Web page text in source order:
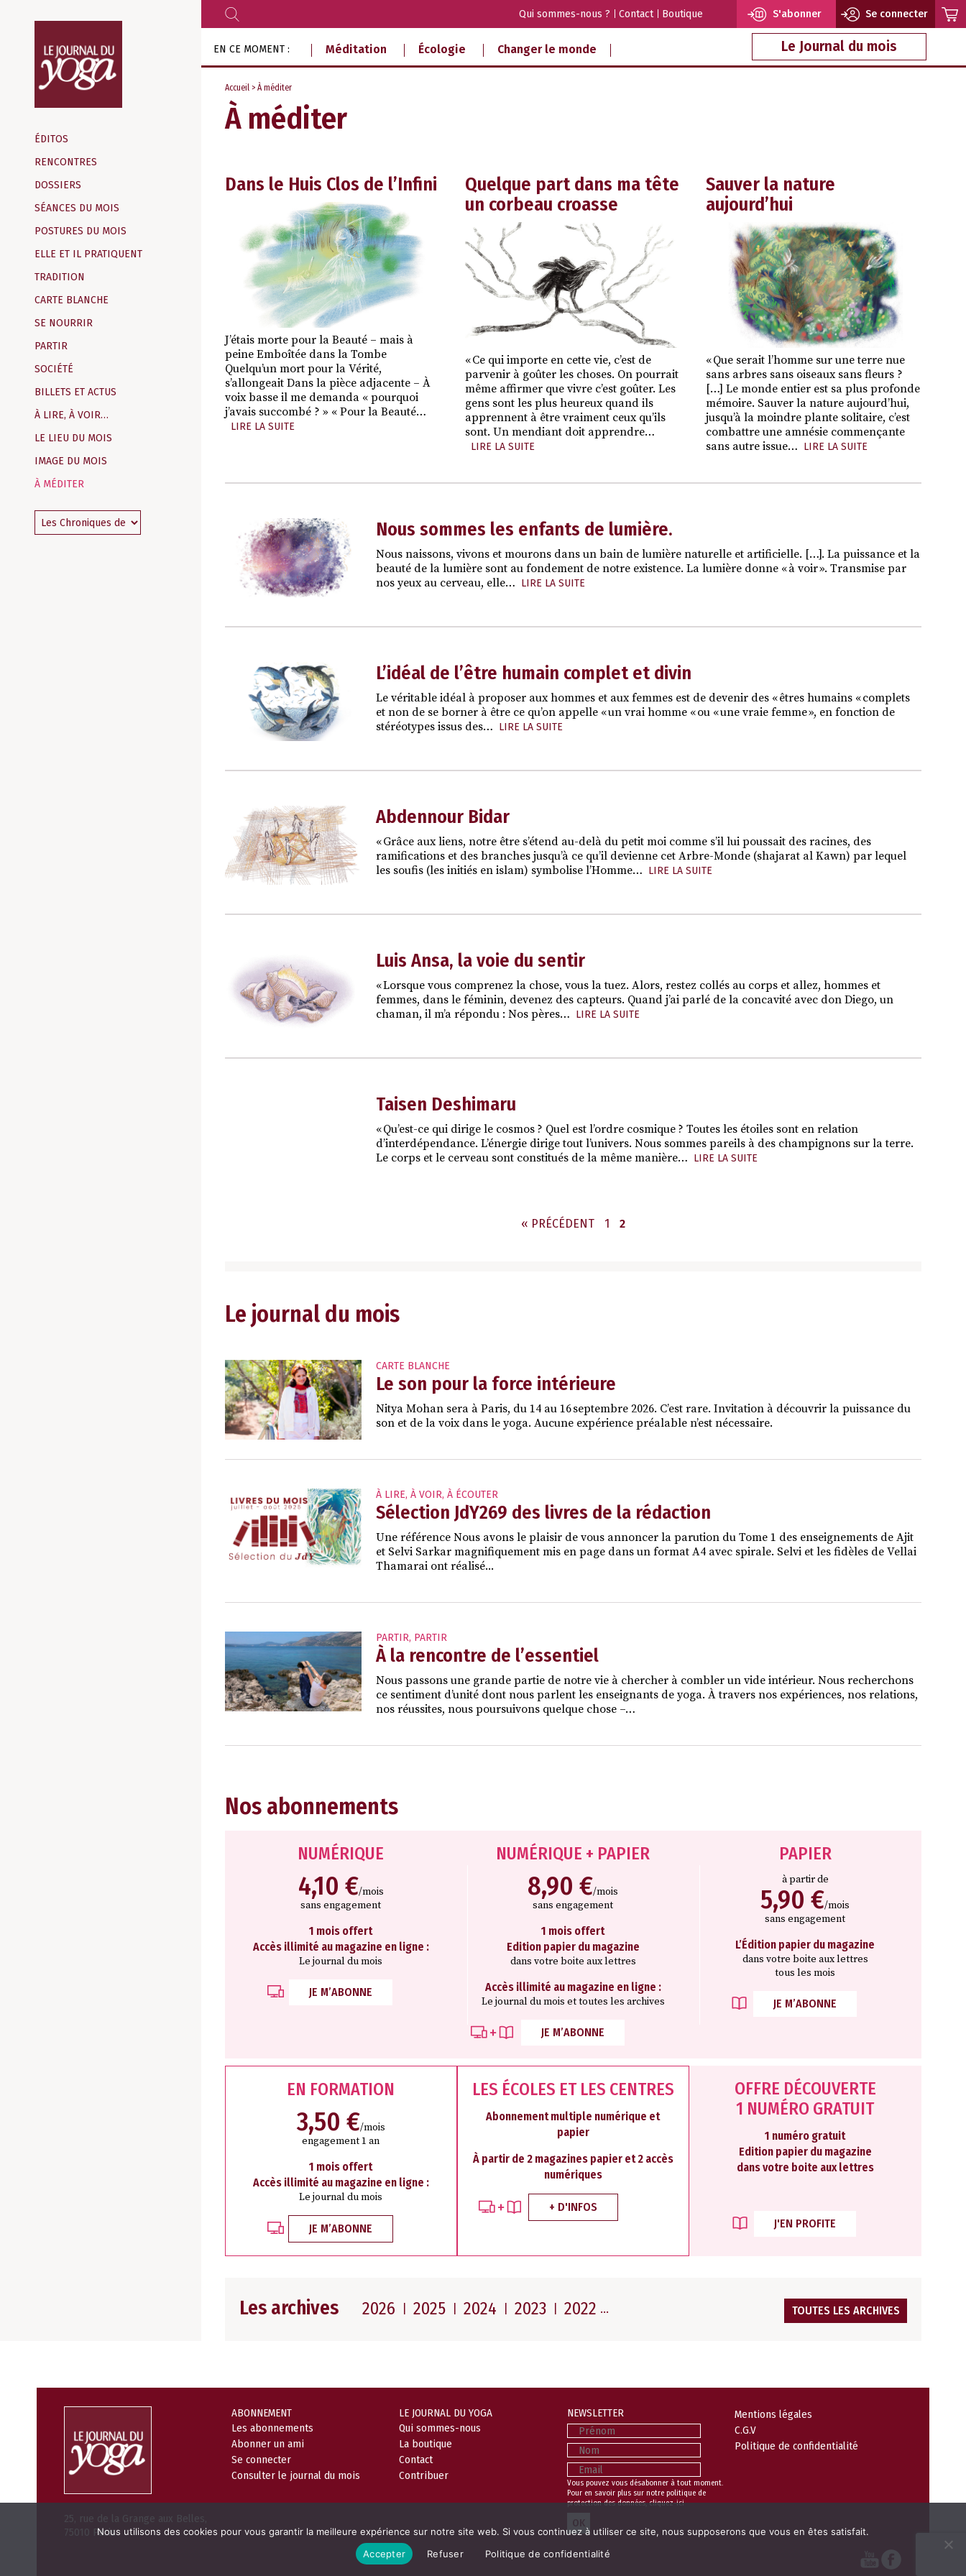
d‘information
indépendant
ÉDITOS
RENCONTRES
DOSSIERS
SÉANCES DU MOIS
POSTURES DU MOIS
ELLE ET IL PRATIQUENT
TRADITION
CARTE BLANCHE
SE NOURRIR
PARTIR
SOCIÉTÉ
BILLETS ET ACTUS
À LIRE, À VOIR…
LE LIEU DU MOIS
IMAGE DU MOIS
À MÉDITER
RECHERCHER Qui sommes-nous ? Contact Boutique S'abonner Se connecter
EN CE MOMENT : Méditation Écologie Changer le monde Le Journal du mois
Accueil > À méditer
À méditer
Dans le Huis Clos de l’Infini
J’étais morte pour la Beauté – mais à
peine Emboîtée dans la Tombe
Quelqu’un mort pour la Vérité,
s’allongeait Dans la pièce adjacente – À
voix basse il me demanda « pourquoi
j’avais succombé ? » « Pour la Beauté…
LIRE LA SUITE
Quelque part dans ma tête
un corbeau croasse
« Ce qui importe en cette vie, c’est de
parvenir à goûter les choses. On pourrait
même affirmer que vivre c’est goûter. Les
gens sont les plus heureux quand ils
apprennent à être vraiment ceux qu’ils
sont. Un mendiant doit apprendre…
LIRE LA SUITE
Sauver la nature
aujourd’hui
« Que serait l’homme sur une terre nue
sans arbres sans oiseaux sans fleurs ?
[…] Le monde entier est sa plus profonde
mémoire. Sauver la nature aujourd’hui,
jusqu’à la moindre plante solitaire, c’est
combattre une amnésie commençante
sans autre issue… LIRE LA SUITE
Nous sommes les enfants de lumière.
Nous naissons, vivons et mourons dans un bain de lumière naturelle et artificielle. […]. La puissance et la
beauté de la lumière sont au fondement de notre existence. La lumière donne « à voir ». Transmise par
nos yeux au cerveau, elle… LIRE LA SUITE
L’idéal de l’être humain complet et divin
Le véritable idéal à proposer aux hommes et aux femmes est de devenir des « êtres humains « complets
et non de se borner à être ce qu’on appelle « un vrai homme « ou « une vraie femme », en fonction de
stéréotypes issus des… LIRE LA SUITE
Abdennour Bidar
« Grâce aux liens, notre être s’étend au-delà du petit moi comme s’il lui poussait des racines, des
ramifications et des branches jusqu’à ce qu’il devienne cet Arbre-Monde (shajarat al Kawn) par lequel
les soufis (les initiés en islam) symbolise l’Homme… LIRE LA SUITE
Luis Ansa, la voie du sentir
« Lorsque vous comprenez la chose, vous la tuez. Alors, restez collés au corps et allez, hommes et
femmes, dans le féminin, devenez des capteurs. Quand j’ai parlé de la concavité avec don Diego, un
chaman, il m’a répondu : Nos pères… LIRE LA SUITE
Taisen Deshimaru
« Qu’est-ce qui dirige le cosmos ? Quel est l’ordre cosmique ? Toutes les étoiles sont en relation
d’interdépendance. L’énergie dirige tout l’univers. Nous sommes pareils à des champignons sur la terre.
Le corps et le cerveau sont constitués de la même manière… LIRE LA SUITE
« PRÉCÉDENT PAGE
1 PAGE
2
Le journal du mois
CARTE BLANCHE
Le son pour la force intérieure
Nitya Mohan sera à Paris, du 14 au 16 septembre 2026. C’est rare. Invitation à découvrir la puissance du
son et de la voix dans le yoga. Aucune expérience préalable n’est nécessaire.
À LIRE, À VOIR, À ÉCOUTER
Sélection JdY269 des livres de la rédaction
Une référence Nous avons le plaisir de vous annoncer la parution du Tome 1 des enseignements de Ajit
et Selvi Sarkar magnifiquement mis en page dans un format A4 avec spirale. Selvi et les fidèles de Vellai
Thamarai ont réalisé...
PARTIR, PARTIR
À la rencontre de l’essentiel
Nous passons une grande partie de notre vie à chercher à combler un vide intérieur. Nous recherchons
ce sentiment d’unité dont nous parlent les enseignants de yoga. À travers nos expériences, nos relations,
nos réussites, nous poursuivons quelque chose –…
Nos abonnements
NUMÉRIQUE
4,10 €/mois
sans engagement
1 mois offert
Accès illimité au magazine en ligne :
Le journal du mois
JE M’ABONNE
NUMÉRIQUE + PAPIER
8,90 €/mois
sans engagement
1 mois offert
Edition papier du magazine
dans votre boite aux lettres
Accès illimité au magazine en ligne :
Le journal du mois et toutes les archives
JE M’ABONNE
PAPIER
à partir de
5,90 €/mois
sans engagement
L’Édition papier du magazine
dans votre boite aux lettres
tous les mois
JE M’ABONNE
EN FORMATION
3,50 €/mois
engagement 1 an
1 mois offert
Accès illimité au magazine en ligne :
Le journal du mois
JE M’ABONNE
LES ÉCOLES ET LES CENTRES
Abonnement multiple numérique et
papier
À partir de 2 magazines papier et 2 accès
numériques
+ D'INFOS
OFFRE DÉCOUVERTE
1 NUMÉRO GRATUIT
1 numéro gratuit
Edition papier du magazine
dans votre boite aux lettres
J'EN PROFITE
Les archives 2026 2025 2024 2023 2022 TOUTES LES ARCHIVES
25, rue de la Grange aux Belles,
75010 Paris
ABONNEMENT
Les abonnements
Abonner un ami
Se connecter
Consulter le journal du mois
LE JOURNAL DU YOGA
Qui sommes-nous
La boutique
Contact
Contribuer
NEWSLETTER
Prénom
Nom
Email
Vous pouvez vous désabonner à tout moment.
Pour en savoir plus sur notre politique de
protection des données,cliquez-ici
Mentions légales
C.G.V
Politique de confidentialité
Nous utilisons des cookies pour vous garantir la meilleure expérience sur notre site web. Si vous continuez à utiliser ce site, nous supposerons que vous en êtes satisfait.
Accepter
Refuser Politique de confidentialité